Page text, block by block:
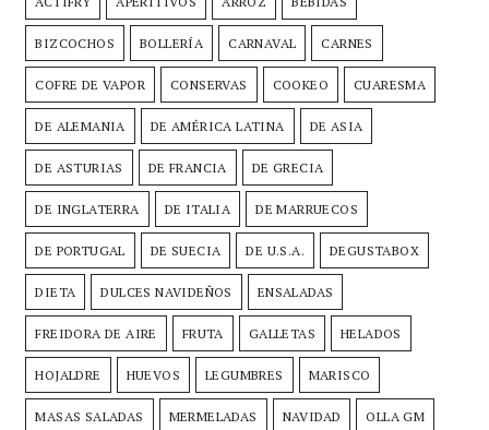
BIZCOCHOS BOLLERÍA CARNAVAL CARNES
COFRE DE VAPOR CONSERVAS COOKEO CUARESMA
DE ALEMANIA DE AMÉRICA LATINA DE ASIA
DE ASTURIAS DE FRANCIA DE GRECIA
DE INGLATERRA DE ITALIA DE MARRUECOS
DE PORTUGAL DE SUECIA DE U.S.A. DEGUSTABOX
DIETA DULCES NAVIDEÑOS ENSALADAS
FREIDORA DE AIRE FRUTA GALLETAS HELADOS
HOJALDRE HUEVOS LEGUMBRES MARISCO
MASAS SALADAS MERMELADAS NAVIDAD OLLA GM